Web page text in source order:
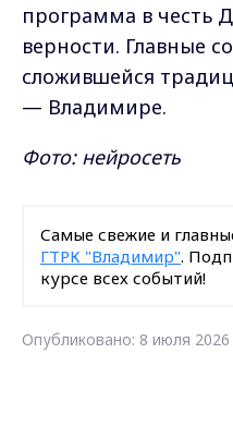
программа в честь
верности. Главные
сложившейся
— Владимире.
Фото: нейросеть
Самые свежие и
ГТРК "Владимир".
курсе всех событий!
Опубликовано: 8 июля 2026